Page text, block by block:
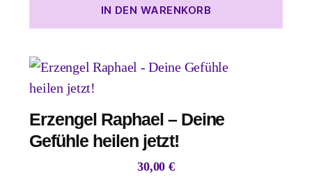
IN DEN WARENKORB
Erzengel Raphael – Deine
Gefühle heilen jetzt!
30,00 €